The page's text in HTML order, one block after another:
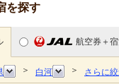
を探す
航空券＋
＞ 白河 ＞ さらに